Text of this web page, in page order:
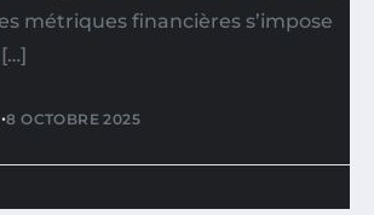
métriques financières s’impose
•8 OCTOBRE 2025